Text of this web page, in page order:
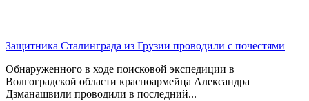
Защитника Сталинграда из Грузии проводили с почестями
Обнаруженного в ходе поисковой экспедиции в
Волгоградской области красноармейца Александра
Дзманашвили проводили в последний...